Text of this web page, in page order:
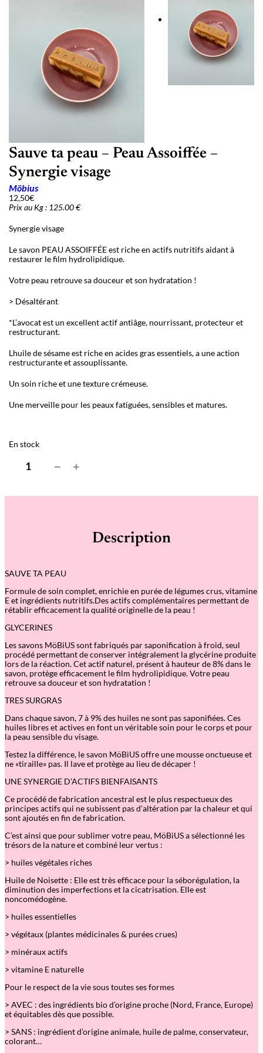
Sauve ta peau – Peau Assoiffée –
Synergie visage
Möbius
12,50€
Prix au Kg : 125.00 €
Synergie visage
Le savon PEAU ASSOIFFÉE est riche en actifs nutritifs aidant à
restaurer le film hydrolipidique.
Votre peau retrouve sa douceur et son hydratation !
> Désaltérant
*L’avocat est un excellent actif antiâge, nourrissant, protecteur et
restructurant.
Lhuile de sésame est riche en acides gras essentiels, a une action
restructurante et assouplissante.
Un soin riche et une texture crémeuse.
Une merveille pour les peaux fatiguées, sensibles et matures.
En stock
u
e
t
a
e
u
–
P
e
a
u
A
s
s
o
f
f
e
S
y
n
r
g
e
v
i
s
a
g
e
− +
Description
SAUVE TA PEAU
Formule de soin complet, enrichie en purée de légumes crus, vitamine
E et ingrédients nutritifs.Des actifs complémentaires permettant de
rétablir efficacement la qualité originelle de la peau !
GLYCERINES
Les savons MöBiUS sont fabriqués par saponification à froid, seul
procédé permettant de conserver intégralement la glycérine produite
lors de la réaction. Cet actif naturel, présent à hauteur de 8% dans le
savon, protège efficacement le film hydrolipidique. Votre peau
retrouve sa douceur et son hydratation !
TRES SURGRAS
Dans chaque savon, 7 à 9% des huiles ne sont pas saponifiées. Ces
huiles libres et actives en font un véritable soin pour le corps et pour
la peau sensible du visage.
Testez la différence, le savon MöBiUS offre une mousse onctueuse et
ne «tiraille» pas. Il lave et protège au lieu de décaper !
UNE SYNERGIE D’ACTIFS BIENFAISANTS
Ce procédé de fabrication ancestral est le plus respectueux des
principes actifs qui ne subissent pas d’altération par la chaleur et qui
sont ajoutés en fin de fabrication.
C’est ainsi que pour sublimer votre peau, MöBiUS a sélectionné les
trésors de la nature et combiné leur vertus :
> huiles végétales riches
Huile de Noisette : Elle est très efficace pour la séborégulation, la
diminution des imperfections et la cicatrisation. Elle est
noncomédogène.
> huiles essentielles
> végétaux (plantes médicinales & purées crues)
> minéraux actifs
> vitamine E naturelle
Pour le respect de la vie sous toutes ses formes
> AVEC : des ingrédients bio d’origine proche (Nord, France, Europe)
et équitables dès que possible.
> SANS : ingrédient d’origine animale, huile de palme, conservateur,
colorant…